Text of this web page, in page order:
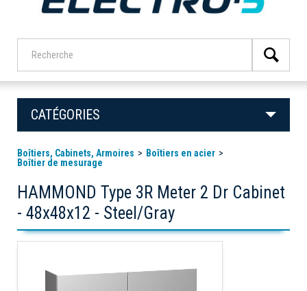
CATÉGORIES
Boîtiers, Cabinets, Armoires
Boîtiers en acier
Boîtier de mesurage
HAMMOND Type 3R Meter 2 Dr Cabinet
- 48x48x12 - Steel/Gray